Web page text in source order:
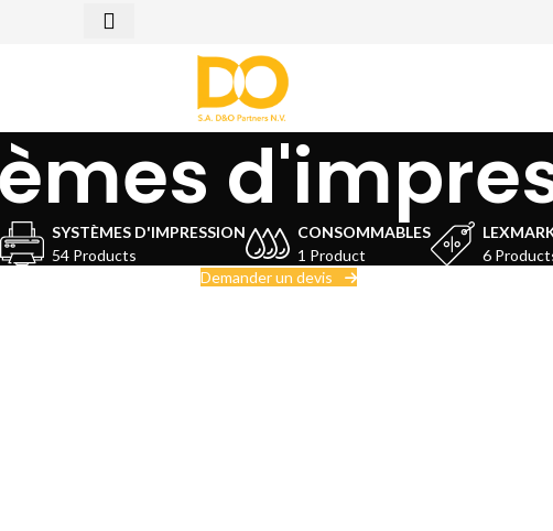
SYSTÈMES D'IMPRESSION
54 Products
CONSOMMABLES
1 Product
6
Demander un devis